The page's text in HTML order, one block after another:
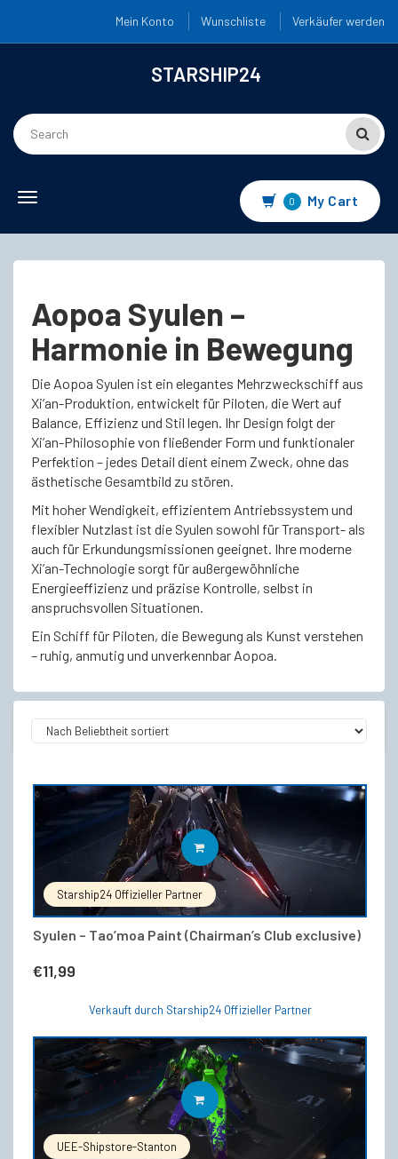
Mein Konto Wunschliste Verkäufer werden
STARSHIP24
Toggle
0 My Cart
Aopoa Syulen –
Harmonie in Bewegung
Die Aopoa Syulen ist ein elegantes Mehrzweckschiff aus
Xi’an-Produktion, entwickelt für Piloten, die Wert auf
Balance, Effizienz und Stil legen. Ihr Design folgt der
Xi’an-Philosophie von fließender Form und funktionaler
Perfektion – jedes Detail dient einem Zweck, ohne das
ästhetische Gesamtbild zu stören.
Mit hoher Wendigkeit, effizientem Antriebssystem und
flexibler Nutzlast ist die Syulen sowohl für Transport- als
auch für Erkundungsmissionen geeignet. Ihre moderne
Xi’an-Technologie sorgt für außergewöhnliche
Energieeffizienz und präzise Kontrolle, selbst in
anspruchsvollen Situationen.
Ein Schiff für Piloten, die Bewegung als Kunst verstehen
– ruhig, anmutig und unverkennbar Aopoa.
Starship24 Offizieller Partner
Syulen – Tao’moa Paint (Chairman’s Club exclusive)
€11,99
IN DEN WARENKORB
Verkauft durch Starship24 Offizieller Partner
UEE-Shipstore-Stanton
IN DEN WARENKORB